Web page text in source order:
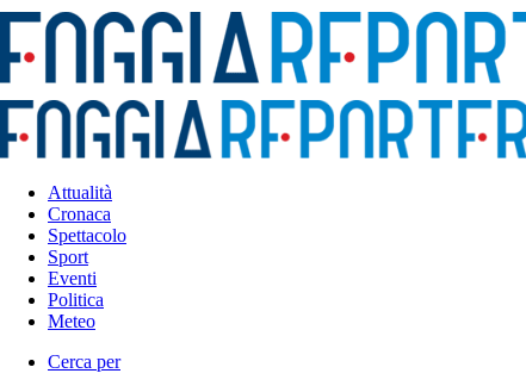
Attualità
Cronaca
Spettacolo
Sport
Eventi
Politica
Meteo
Cerca per